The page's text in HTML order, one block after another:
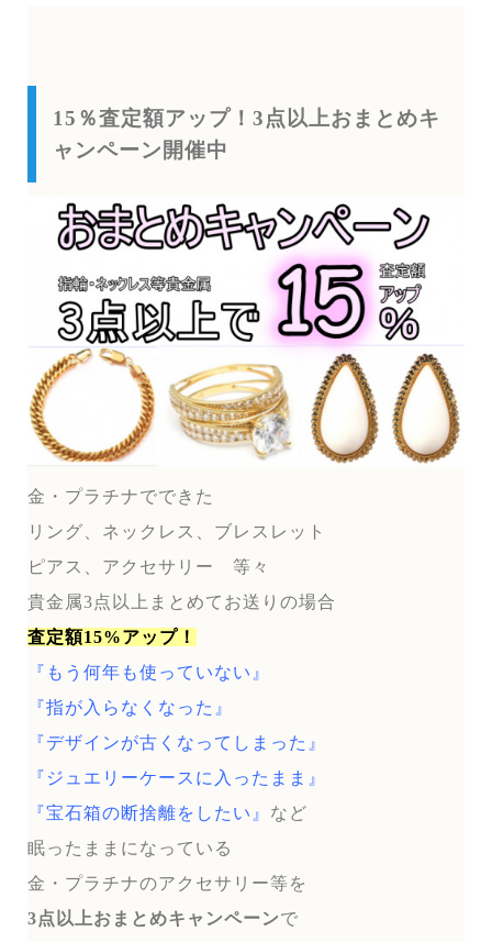
15％査定額アップ！3点以上おまとめキ
ャンペーン開催中
金・プラチナでできた
リング、ネックレス、ブレスレット
ピアス、アクセサリー 等々
貴金属3点以上まとめてお送りの場合
査定額15%アップ！
『もう何年も使っていない』
『指が入らなくなった』
『デザインが古くなってしまった』
『ジュエリーケースに入ったまま』
『宝石箱の断捨離をしたい』 など
眠ったままになっている
金・プラチナのアクセサリー等を
3点以上おまとめキャンペーンで